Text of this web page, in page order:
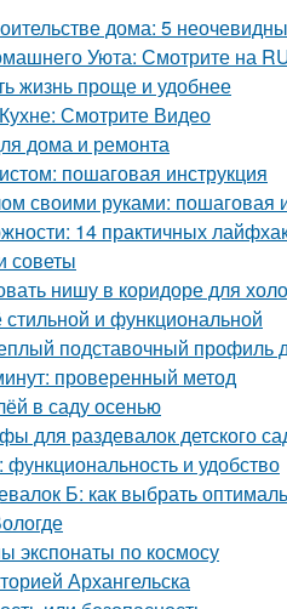
дома: 5
Уюта: Смотрите на
жизнь проще и удобнее
Смотрите Видео
дома и ремонта
пошаговая инструкция
своими руками: пошаговая
14 практичных
советы
нишу в коридоре для
и функциональной
подставочный профиль
проверенный метод
в саду осенью
для раздевалок детского
и удобство
Б: как выбрать
экспонаты по космосу
Архангельска